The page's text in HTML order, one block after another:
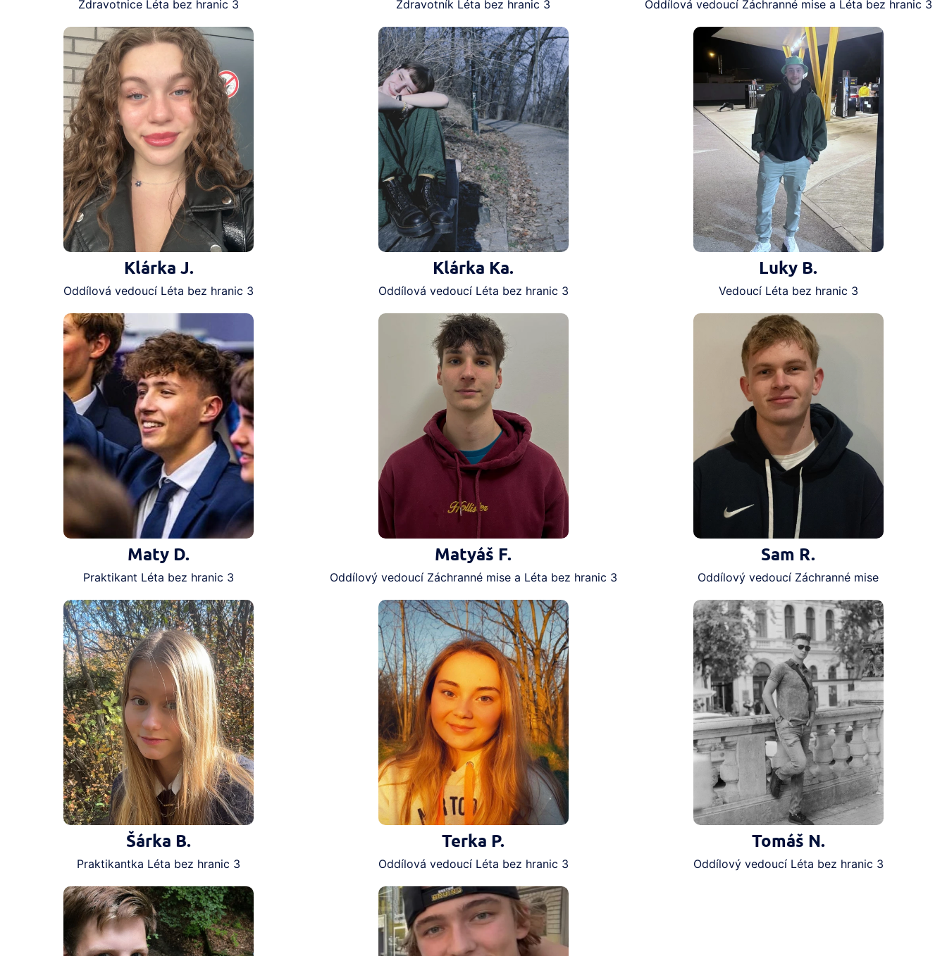
Zdravotnice Léta bez hranic 3 Zdravotník Léta bez hranic 3 Oddílová vedoucí Záchranné mise a Léta bez hranic 3
Klárka J.
Oddílová vedoucí Léta bez hranic 3
Klárka Ka.
Oddílová vedoucí Léta bez hranic 3
Luky B.
Vedoucí Léta bez hranic 3
Maty D.
Praktikant Léta bez hranic 3
Matyáš F.
Oddílový vedoucí Záchranné mise a Léta bez hranic 3
Sam R.
Oddílový vedoucí Záchranné mise
Šárka B.
Praktikantka Léta bez hranic 3
Terka P.
Oddílová vedoucí Léta bez hranic 3
Tomáš N.
Oddílový vedoucí Léta bez hranic 3